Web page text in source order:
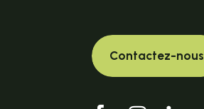
Contactez-nous